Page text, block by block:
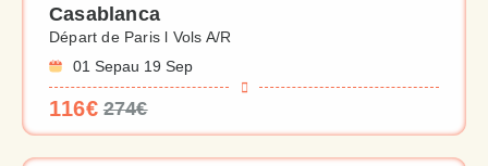
Casablanca
Départ de Paris l Vols A/R
01 Sepau 19 Sep
116€ 274€